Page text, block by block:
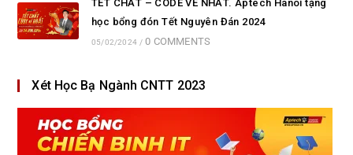
TẾT CHẤT – CODE VỀ NHẤT. Aptech Hanoi tặng
học bổng đón Tết Nguyên Đán 2024
05/02/2024 / 0 COMMENTS
Xét Học Bạ Ngành CNTT 2023